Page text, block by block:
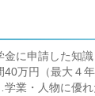
に申請した知
万円（最大４
業・人物に優